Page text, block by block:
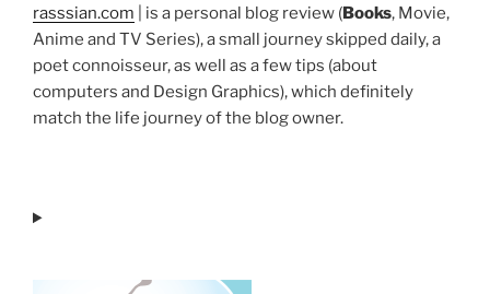
rasssian.com | is a personal blog review (Books, Movie,
Anime and TV Series), a small journey skipped daily, a
poet connoisseur, as well as a few tips (about
computers and Design Graphics), which definitely
match the life journey of the blog owner.